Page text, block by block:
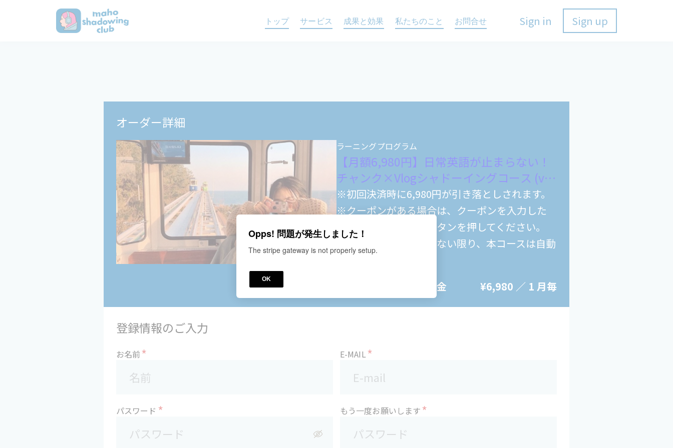
トップ サービス 成果と効果 私たちのこと お問合せ Sign in Sign up
オーダー詳細
ラーニングプログラム
【月額6,980円】日常英語が止まらない！
チャンク×Vlogシャドーイングコース (v-
1-2601)
※初回決済時に6,980円が引き落としされます。
※クーポンがある場合は、クーポンを入力した
後、必ず“申請する“ボタンを押してください。
※ご解約のお申し出がない限り、本コースは自動
サブスクリプション料金
¥6,980 ／ 1 月毎
登録情報のご入力
お名前* E-MAIL*
パスワード * もう一度お願いします*
Opps! 問題が発生しました！
The stripe gateway is not properly setup.
OK